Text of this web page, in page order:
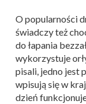
O popularności
świadczy też
do łapania
wykorzystuje
pisali, jedno jest
wpisują się w
dzień